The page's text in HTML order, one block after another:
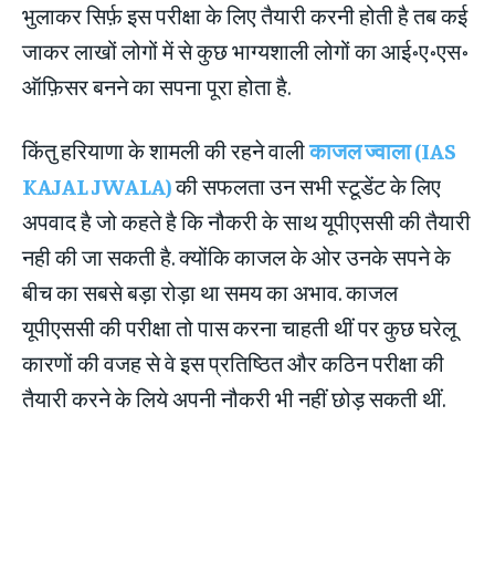
भुलाकर सिर्फ़ इस परीक्षा के लिए तैयारी करनी होती है तब कई
जाकर लाखों लोगों में से कुछ भाग्यशाली लोगों का आई॰ए॰एस॰
ऑफ़िसर बनने का सपना पूरा होता है.
किंतु हरियाणा के शामली की रहने वालीकाजल ज्वाला (IAS
KAJAL JWALA)की सफलता उन सभी स्टूडेंट के लिए
अपवाद है जो कहते है कि नौकरी के साथ यूपीएससी की तैयारी
नही की जा सकती है. क्योंकि काजल के ओर उनके सपने के
बीच का सबसे बड़ा रोड़ा था समय का अभाव. काजल
यूपीएससी की परीक्षा तो पास करना चाहती थीं पर कुछ घरेलू
कारणों की वजह से वे इस प्रतिष्ठित और कठिन परीक्षा की
तैयारी करने के लिये अपनी नौकरी भी नहीं छोड़ सकती थीं.